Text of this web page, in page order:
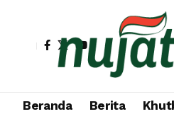
Beranda Berita